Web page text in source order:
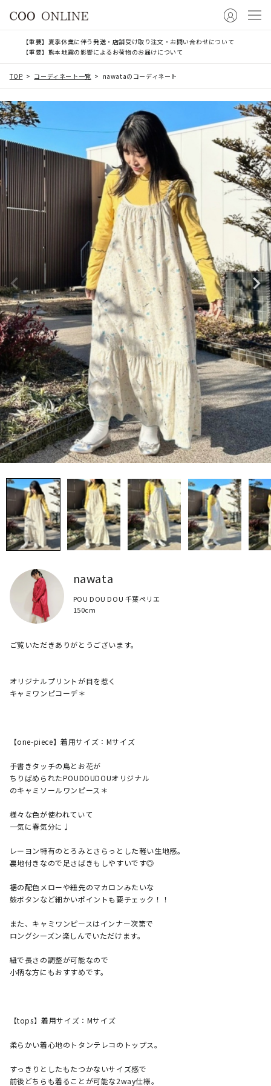
【重要】夏季休業に伴う発送・店舗受け取り注文・お問い合わせについて
【重要】熊本地震の影響によるお荷物のお届けについて
TOP コーディネート一覧 nawataのコーディネート
nawata
POU DOU DOU 千葉ペリエ
150cm
ご覧いただきありがとうございます。
オリジナルプリントが目を惹く
キャミワンピコーデ＊
【one-piece】着用サイズ：Mサイズ
手書きタッチの鳥とお花が
ちりばめられたPOUDOUDOUオリジナル
のキャミソールワンピース＊
様々な色が使われていて
一気に春気分に♩
レーヨン特有のとろみとさらっとした軽い生地感。
裏地付きなので足さばきもしやすいです◎
裾の配色メローや紐先のマカロンみたいな
鼓ボタンなど細かいポイントも要チェック！！
また、キャミワンピースはインナー次第で
ロングシーズン楽しんでいただけます。
紐で長さの調整が可能なので
小柄な方にもおすすめです。
【tops】着用サイズ：Mサイズ
柔らかい着心地のトタンテレコのトップス。
すっきりとしたもたつかないサイズ感で
前後どちらも着ることが可能な2way仕様。